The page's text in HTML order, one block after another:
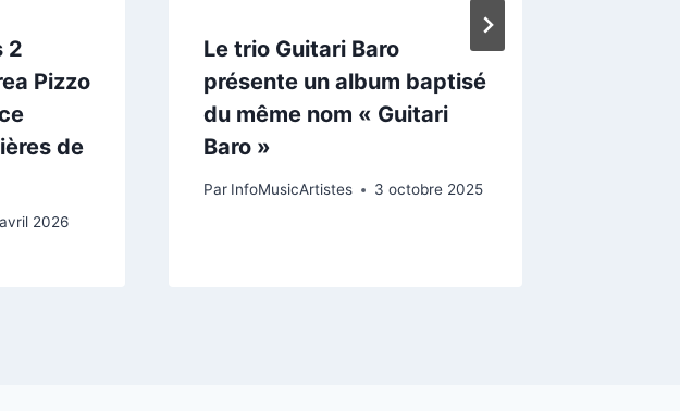
2
Pizzo
de
2026
Le trio Guitari Baro
présente un album baptisé
du même nom « Guitari
Baro »
Par InfoMusicArtistes 3 octobre 2025